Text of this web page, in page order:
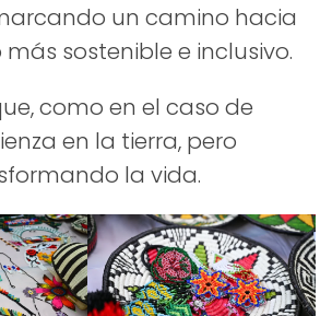
un camino hacia
sostenible e inclusivo.
como en el caso de
en la tierra, pero
la vida.